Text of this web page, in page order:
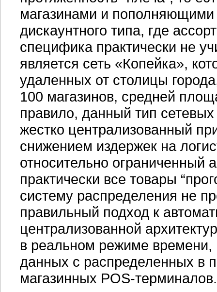
магазинами и
дискаунтного типа, где
специфика практически не
является сеть «Копейка»,
удаленных от столицы
100 магазинов, средней
правило, данный тип
жестко централизованный
снижением издержек на
относительно ограниченный
практически все товары
систему распределения не
правильный подход к
централизованной
в реальном режиме времени,
данных с распределенных в
магазинных POS-терминалов.